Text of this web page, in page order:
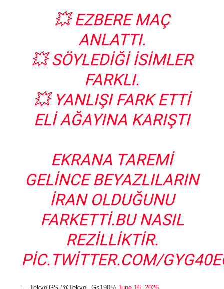
💥 EZBERE MAÇ
ANLATTI.
💥 SÖYLEDIĞI İSIMLER
FARKLI.
💥 YANLIŞI FARK ETTI
ELI AĞAYINA KARIŞTI
EKRANA TAREMI
GELINCE BEYAZLILARIN
İRAN OLDUĞUNU
FARKETTI.BU NASIL
REZILLIKTIR.
PIC.TWITTER.COM/
— TekyolGS (@Tekyol_Gs1905) June 16, 2026